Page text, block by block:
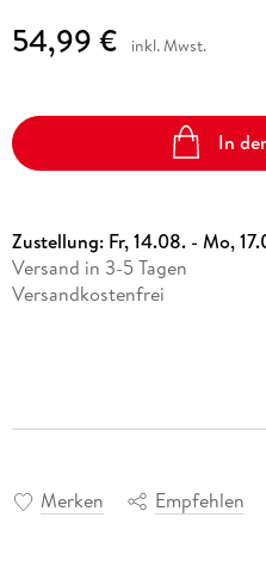
54,99 € inkl. Mwst.
In
Zustellung: Fr, 14.08. - Mo,
Versand in 3-5 Tagen
Versandkostenfrei
Merken Empfehlen